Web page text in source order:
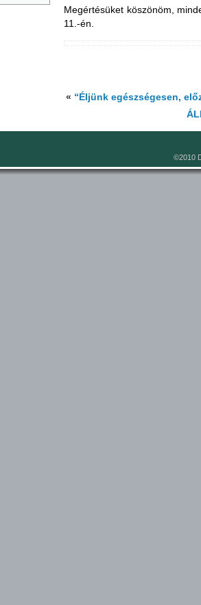
Megértésüket köszönöm,
11.-én.
« “Éljünk egészségesen,
©2010